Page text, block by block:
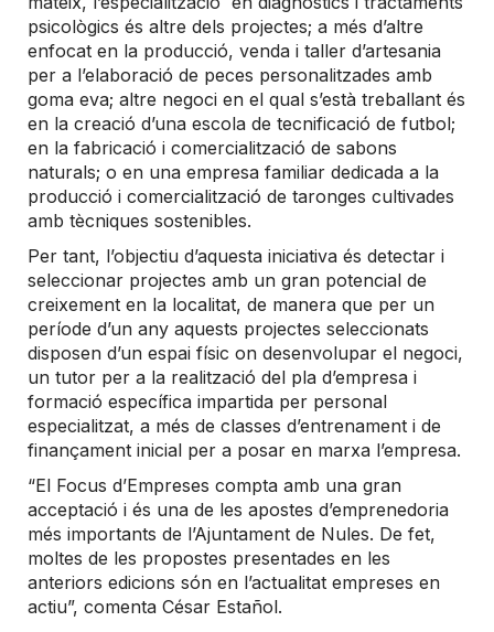
psicològics és altre dels projectes; a més d’altre
enfocat en la producció, venda i taller d’artesania
per a l’elaboració de peces personalitzades amb
goma eva; altre negoci en el qual s’està treballant és
en la creació d’una escola de tecnificació de futbol;
en la fabricació i comercialització de sabons
naturals; o en una empresa familiar dedicada a la
producció i comercialització de taronges cultivades
amb tècniques sostenibles.
Per tant, l’objectiu d’aquesta iniciativa és detectar i
seleccionar projectes amb un gran potencial de
creixement en la localitat, de manera que per un
període d’un any aquests projectes seleccionats
disposen d’un espai físic on desenvolupar el negoci,
un tutor per a la realització del pla d’empresa i
formació específica impartida per personal
especialitzat, a més de classes d’entrenament i de
finançament inicial per a posar en marxa l’empresa.
“El Focus d’Empreses compta amb una gran
acceptació i és una de les apostes d’emprenedoria
més importants de l’Ajuntament de Nules. De fet,
moltes de les propostes presentades en les
anteriors edicions són en l’actualitat empreses en
actiu”, comenta César Estañol.